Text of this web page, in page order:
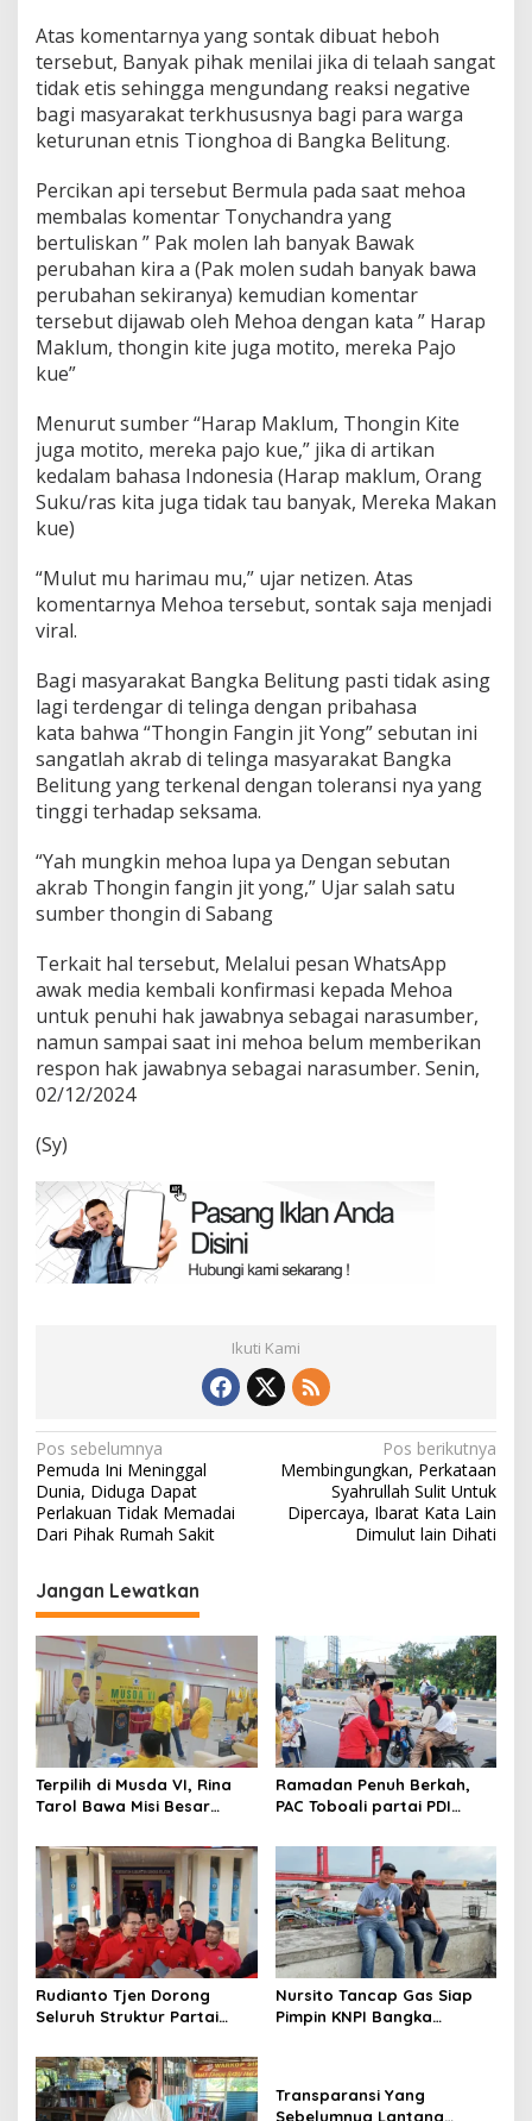
Atas komentarnya yang sontak dibuat heboh
tersebut, Banyak pihak menilai jika di telaah sangat
tidak etis sehingga mengundang reaksi negative
bagi masyarakat terkhususnya bagi para warga
keturunan etnis Tionghoa di Bangka Belitung.
Percikan api tersebut Bermula pada saat mehoa
membalas komentar Tonychandra yang
bertuliskan ” Pak molen lah banyak Bawak
perubahan kira a (Pak molen sudah banyak bawa
perubahan sekiranya) kemudian komentar
tersebut dijawab oleh Mehoa dengan kata ” Harap
Maklum, thongin kite juga motito, mereka Pajo
kue”
Menurut sumber “Harap Maklum, Thongin Kite
juga motito, mereka pajo kue,” jika di artikan
kedalam bahasa Indonesia (Harap maklum, Orang
Suku/ras kita juga tidak tau banyak, Mereka Makan
kue)
“Mulut mu harimau mu,” ujar netizen. Atas
komentarnya Mehoa tersebut, sontak saja menjadi
viral.
Bagi masyarakat Bangka Belitung pasti tidak asing
lagi terdengar di telinga dengan pribahasa
kata bahwa “Thongin Fangin jit Yong” sebutan ini
sangatlah akrab di telinga masyarakat Bangka
Belitung yang terkenal dengan toleransi nya yang
tinggi terhadap seksama.
“Yah mungkin mehoa lupa ya Dengan sebutan
akrab Thongin fangin jit yong,” Ujar salah satu
sumber thongin di Sabang
Terkait hal tersebut, Melalui pesan WhatsApp
awak media kembali konfirmasi kepada Mehoa
untuk penuhi hak jawabnya sebagai narasumber,
namun sampai saat ini mehoa belum memberikan
respon hak jawabnya sebagai narasumber. Senin,
02/12/2024
(Sy)
Ikuti Kami
Navigasi
pos
Pos sebelumnya
Pemuda Ini Meninggal
Dunia, Diduga Dapat
Perlakuan Tidak Memadai
Dari Pihak Rumah Sakit
Pos berikutnya
Membingungkan, Perkataan
Syahrullah Sulit Untuk
Dipercaya, Ibarat Kata Lain
Dimulut lain Dihati
Jangan Lewatkan
Terpilih di Musda VI, Rina
Tarol Bawa Misi Besar
Selatan
Ramadan Penuh Berkah,
PAC Toboali partai PDI
Rudianto Tjen Dorong
Seluruh Struktur Partai
Nursito Tancap Gas Siap
Pimpin KNPI Bangka
Transparansi Yang
Sebelumnya Lantang